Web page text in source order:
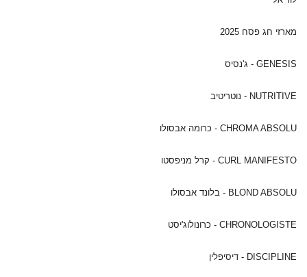
מארזי חג פסח 2025
GENESIS - ג'נסיס
NUTRITIVE - נוטריטיב
CHROMA ABSOLU - כרומה אבסולו
CURL MANIFESTO - קרל מניפסטו
BLOND ABSOLU - בלונד אבסולו
CHRONOLOGISTE - כרונולוג'יסט
DISCIPLINE - דיסיפלין